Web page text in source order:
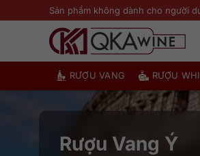
qua
Sản phẩm không dành cho người
RƯỢU VANG RƯỢU
Rượu Vang Ý